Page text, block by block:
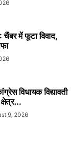
में फूटा विवाद,
विधायक विद्यावती
9, 2026